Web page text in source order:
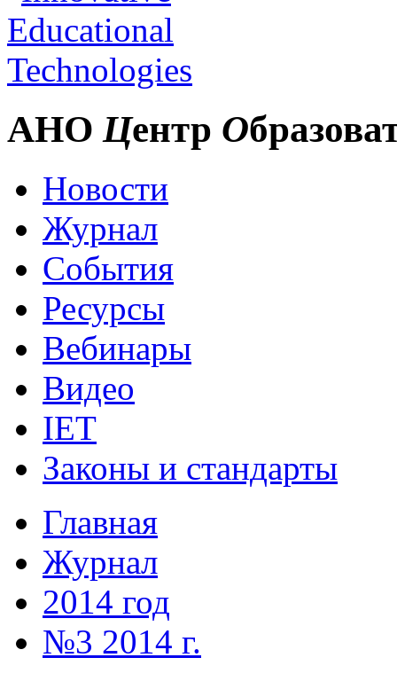
АНО Центр О
Новости
Журнал
События
Ресурсы
Вебинары
Видео
IET
Законы и стандарты
Главная
Журнал
2014 год
№3 2014 г.